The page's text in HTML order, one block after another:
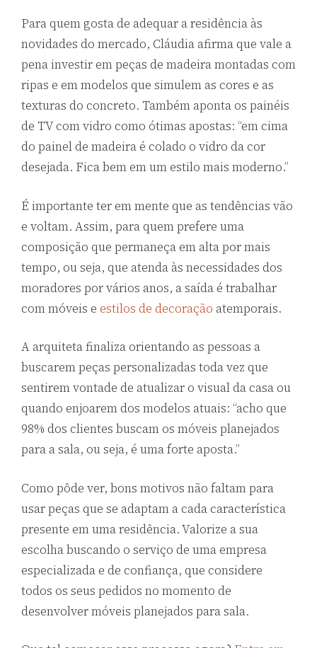
Para quem gosta de adequar a residência às
novidades do mercado, Cláudia afirma que vale a
pena investir em peças de madeira montadas com
ripas e em modelos que simulem as cores e as
texturas do concreto. Também aponta os painéis
de TV com vidro como ótimas apostas: “em cima
do painel de madeira é colado o vidro da cor
desejada. Fica bem em um estilo mais moderno.”
É importante ter em mente que as tendências vão
e voltam. Assim, para quem prefere uma
composição que permaneça em alta por mais
tempo, ou seja, que atenda às necessidades dos
moradores por vários anos, a saída é trabalhar
com móveis e estilos de decoração atemporais.
A arquiteta finaliza orientando as pessoas a
buscarem peças personalizadas toda vez que
sentirem vontade de atualizar o visual da casa ou
quando enjoarem dos modelos atuais: “acho que
98% dos clientes buscam os móveis planejados
para a sala, ou seja, é uma forte aposta.”
Como pôde ver, bons motivos não faltam para
usar peças que se adaptam a cada característica
presente em uma residência. Valorize a sua
escolha buscando o serviço de uma empresa
especializada e de confiança, que considere
todos os seus pedidos no momento de
desenvolver móveis planejados para sala.